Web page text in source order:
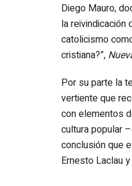
Diego Mauro,
la reivindicación
catolicismo
cristiana?”,
Por su parte la
vertiente que
con elementos
cultura popular
conclusión que
Ernesto Laclau